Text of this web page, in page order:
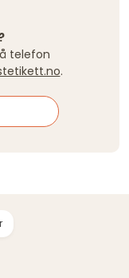
telefon
.